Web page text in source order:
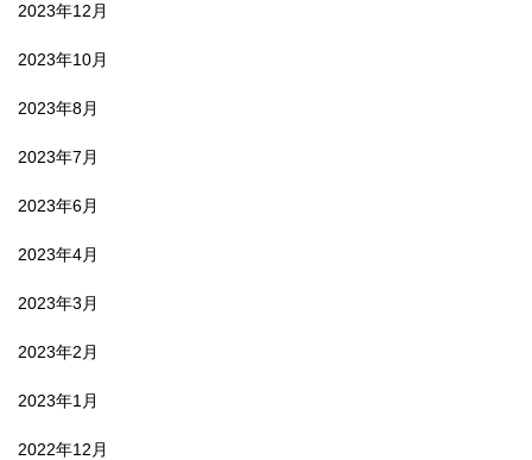
2023年12月
2023年10月
2023年8月
2023年7月
2023年6月
2023年4月
2023年3月
2023年2月
2023年1月
2022年12月